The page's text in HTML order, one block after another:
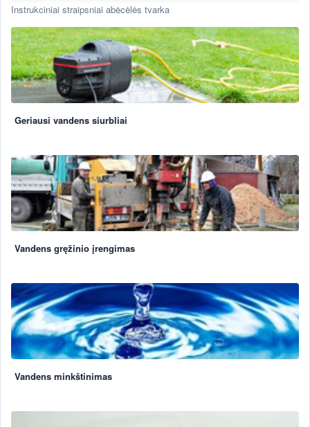
Instrukciniai straipsniai abėcėlės tvarka
Geriausi vandens siurbliai
Vandens gręžinio įrengimas
Vandens minkštinimas